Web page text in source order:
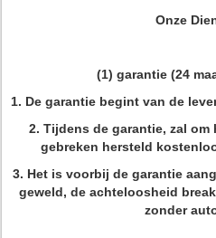
Onze
(1) garantie (24
1. De garantie begint van de
2. Tijdens de garantie, zal
gebreken hersteld
3. Het is voorbij de garantie
geweld, de achteloosheid
zonder